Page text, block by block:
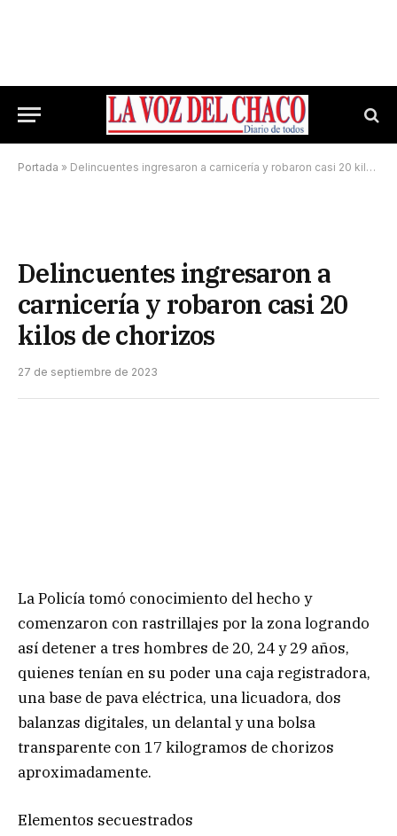
Portada » Delincuentes ingresaron a carnicería y robaron casi 20 kilos de chorizos
Delincuentes ingresaron a
carnicería y robaron casi 20
kilos de chorizos
27 de septiembre de 2023
La Policía tomó conocimiento del hecho y
comenzaron con rastrillajes por la zona logrando
así detener a tres hombres de 20, 24 y 29 años,
quienes tenían en su poder una caja registradora,
una base de pava eléctrica, una licuadora, dos
balanzas digitales, un delantal y una bolsa
transparente con 17 kilogramos de chorizos
aproximadamente.
Elementos secuestrados